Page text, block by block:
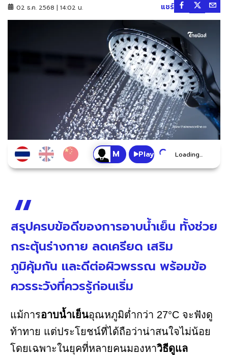
02 ธ.ค. 2568 | 14:02 น. แชร์
Play Loading...
สรุปครบข้อดีของการอาบน้ำเย็น ทั้งช่วย
กระตุ้นร่างกาย ลดเครียด เสริม
ภูมิคุ้มกัน และดีต่อผิวพรรณ พร้อมข้อ
ควรระวังที่ควรรู้ก่อนเริ่ม
แม้การอาบน้ำเย็นอุณหภูมิต่ำกว่า 27°C จะฟังดู
ท้าทาย แต่ประโยชน์ที่ได้ถือว่าน่าสนใจไม่น้อย
โดยเฉพาะในยุคที่หลายคนมองหาวิธีดูแล